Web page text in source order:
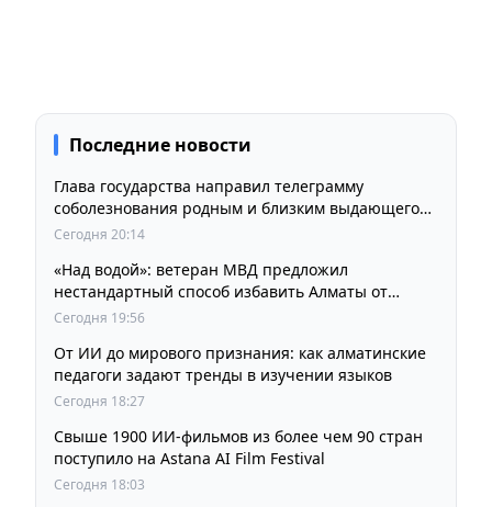
Последние новости
Глава государства направил телеграмму
соболезнования родным и близким выдающегося
кинорежиссера Ардака Амиркулова
Сегодня 20:14
«Над водой»: ветеран МВД предложил
нестандартный способ избавить Алматы от
пробок и смога
Сегодня 19:56
От ИИ до мирового признания: как алматинские
педагоги задают тренды в изучении языков
Сегодня 18:27
Свыше 1900 ИИ-фильмов из более чем 90 стран
поступило на Astana AI Film Festival
Сегодня 18:03